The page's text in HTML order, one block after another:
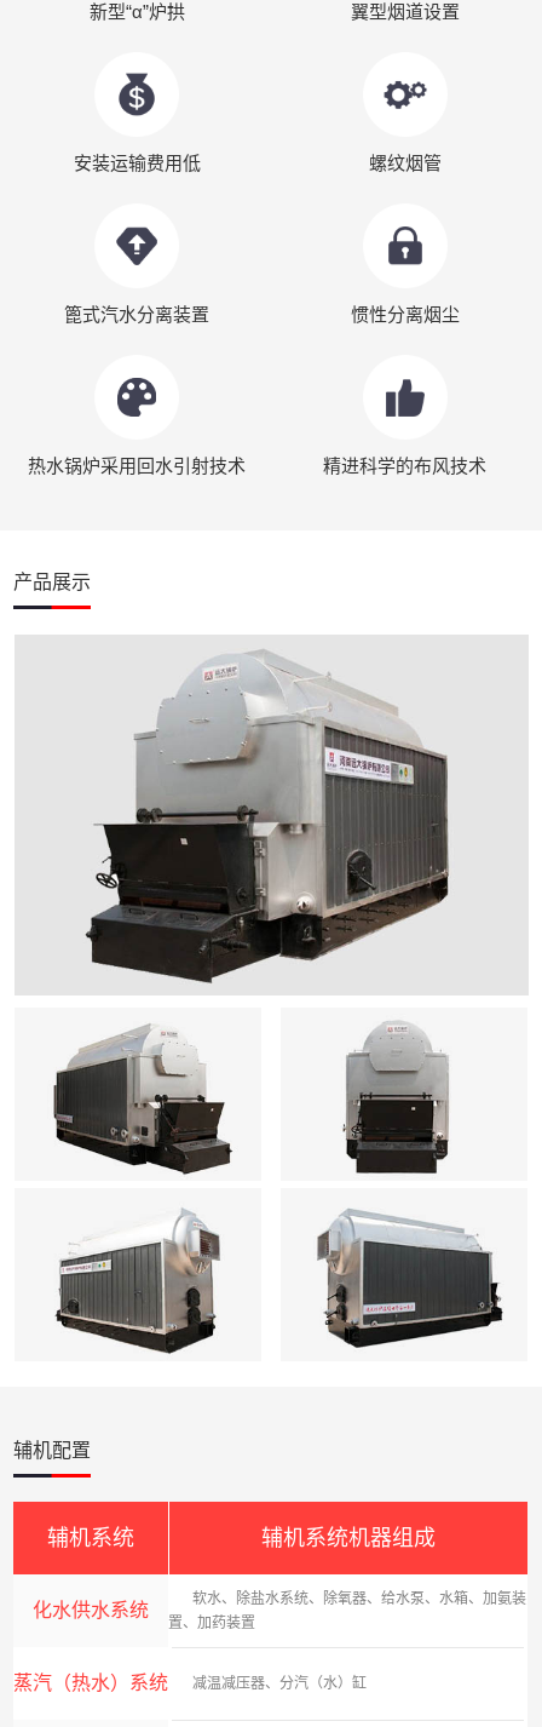
新型“α”炉拱 翼型烟道设置
安装运输费用低 螺纹烟管
篦式汽水分离装置 惯性分离烟尘
热水锅炉采用回水引射技术 精进科学的布风技术
产品展示
辅机配置
辅机系统 辅机系统机器组成
化水供水系统
软水、除盐水系统、除氧器、给水泵、水箱、加氨装
置、加药装置
蒸汽（热水）系统 减温减压器、分汽（水）缸